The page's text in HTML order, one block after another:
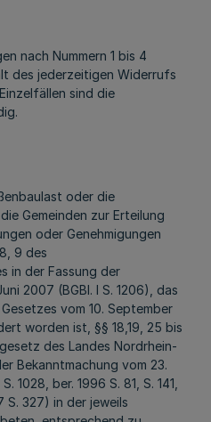
nach Nummern 1 bis 4
des jederzeitigen Widerrufs
sind die
oder die
Gemeinden zur Erteilung
oder Genehmigungen
9 des
in der Fassung der
2007 (BGBl. I S. 1206), das
vom 10. September
worden ist, §§ 18,19, 25 bis
des Landes Nordrhein-
Bekanntmachung vom 23.
1028, ber. 1996 S. 81, S. 141,
S. 327) in der jeweils